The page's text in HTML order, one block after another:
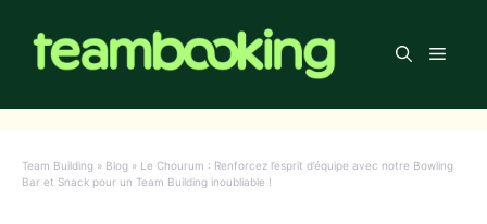
contenu
Menu
Team Building » Blog » Le Chourum : Renforcez l’esprit d’équipe avec notre Bowling
Bar et Snack pour un Team Building inoubliable !